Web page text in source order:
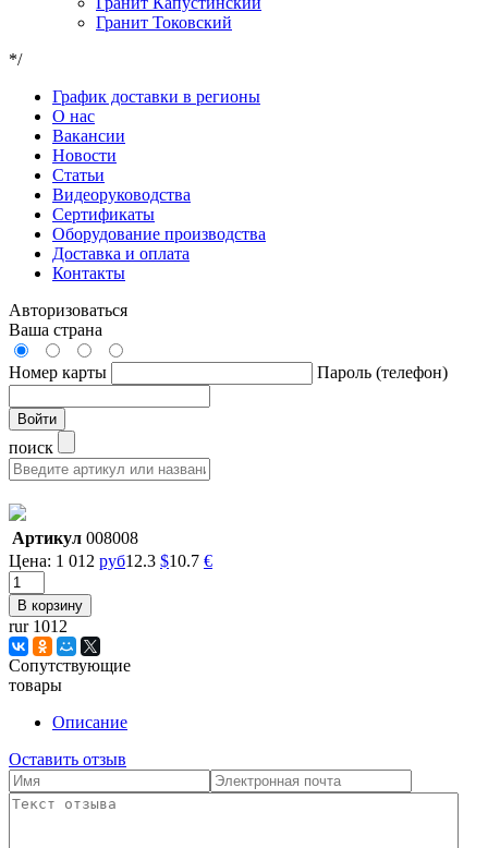
Гранит Токовский
*/
График доставки в регионы
О нас
Вакансии
Новости
Статьи
Видеоруководства
Сертификаты
Оборудование производства
Доставка и оплата
Контакты
Авторизоваться
Ваша страна
Номер карты Пароль (телефон)
Войти
поиск
Артикул 008008
Цена: 1 012 руб12.3 $10.7 €
rur 1012
Сопутствующие
товары
Описание
Оставить отзыв